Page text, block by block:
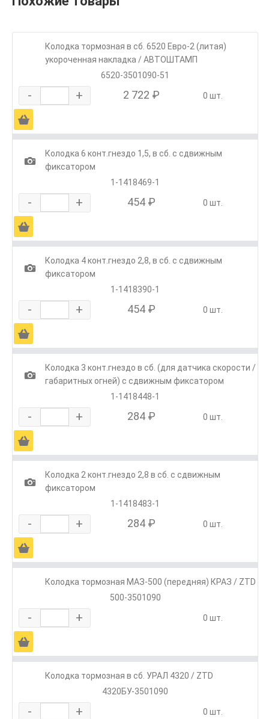
Колодка тормозная в сб. 6520 Евро-2 (литая)
укороченная накладка / АВТОШТАМП
6520-3501090-51
- + 2 722 ₽ 0 шт.
Ä
1
Колодка 6 конт.гнездо 1,5, в сб. с сдвижным
фиксатором
1-1418469-1
- + 454 ₽ 0 шт.
Ä
1
Колодка 4 конт.гнездо 2,8, в сб. с сдвижным
фиксатором
1-1418390-1
- + 454 ₽ 0 шт.
Ä
1
Колодка 3 конт.гнездо в сб. (для датчика скорости /
габаритных огней) с сдвижным фиксатором
1-1418448-1
- + 284 ₽ 0 шт.
Ä
1
Колодка 2 конт.гнездо 2,8 в сб. с сдвижным
фиксатором
1-1418483-1
- + 284 ₽ 0 шт.
Ä
Колодка тормозная МАЗ-500 (передняя) КРАЗ / ZTD
500-3501090
- + 0 шт.
Ä
Колодка тормозная в сб. УРАЛ 4320 / ZTD
4320БУ-3501090
- + 0 шт.